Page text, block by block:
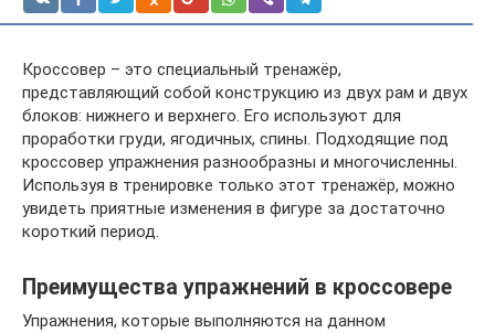
Кроссовер – это специальный тренажёр,
представляющий собой конструкцию из двух рам и двух
блоков: нижнего и верхнего. Его используют для
проработки груди, ягодичных, спины. Подходящие под
кроссовер упражнения разнообразны и многочисленны.
Используя в тренировке только этот тренажёр, можно
увидеть приятные изменения в фигуре за достаточно
короткий период.
Преимущества упражнений в кроссовере
Упражнения, которые выполняются на данном